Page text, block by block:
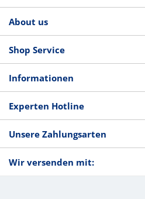
About us
Shop Service
Informationen
Experten Hotline
Unsere Zahlungsarten
Wir versenden mit: